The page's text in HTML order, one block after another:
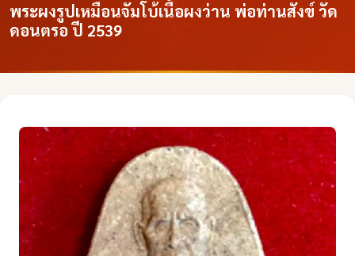
พระผงรูปเหมือนจัมโบ้เนื้อผงว่าน พ่อท่านสังข์ วัด
ดอนตรอ ปี 2539